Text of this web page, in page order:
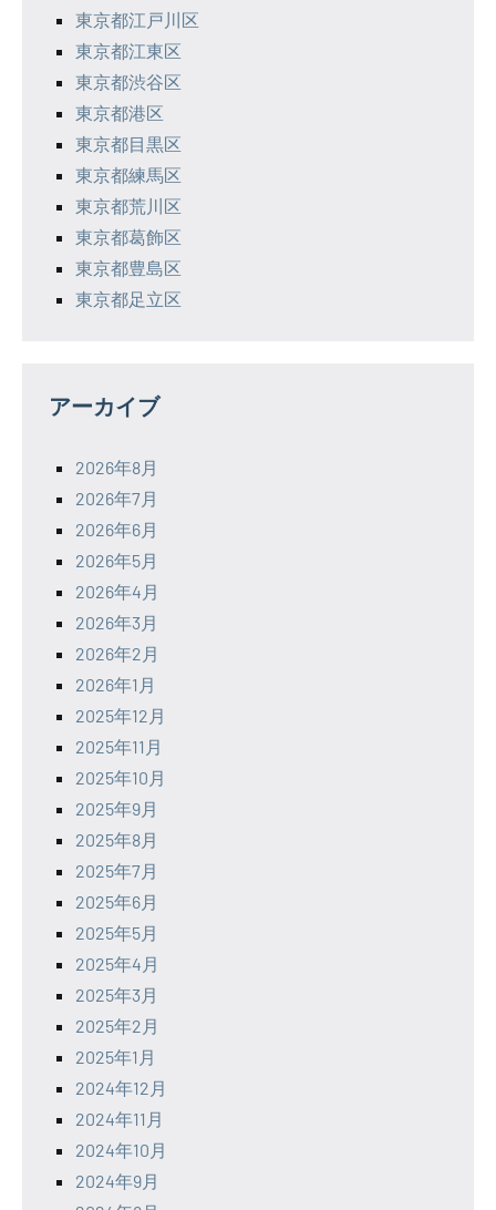
東京都江戸川区
東京都江東区
東京都渋谷区
東京都港区
東京都目黒区
東京都練馬区
東京都荒川区
東京都葛飾区
東京都豊島区
東京都足立区
アーカイブ
2026年8月
2026年7月
2026年6月
2026年5月
2026年4月
2026年3月
2026年2月
2026年1月
2025年12月
2025年11月
2025年10月
2025年9月
2025年8月
2025年7月
2025年6月
2025年5月
2025年4月
2025年3月
2025年2月
2025年1月
2024年12月
2024年11月
2024年10月
2024年9月